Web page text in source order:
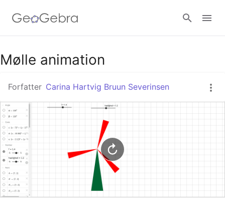
Google Classroom
GeoGebra Classroom
Log ind
Mølle animation
Forfatter Carina Hartvig Bruun Severinsen